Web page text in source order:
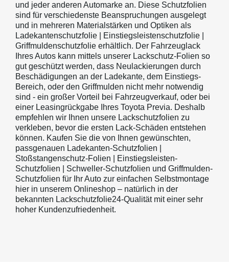
und jeder anderen Automarke an. Diese Schutzfolien
sind für verschiedenste Beanspruchungen ausgelegt
und in mehreren Materialstärken und Optiken als
Ladekantenschutzfolie | Einstiegsleistenschutzfolie |
Griffmuldenschutzfolie erhältlich. Der Fahrzeuglack
Ihres Autos kann mittels unserer Lackschutz-Folien so
gut geschützt werden, dass Neulackierungen durch
Beschädigungen an der Ladekante, dem Einstiegs-
Bereich, oder den Griffmulden nicht mehr notwendig
sind - ein großer Vorteil bei Fahrzeugverkauf, oder bei
einer Leasingrückgabe Ihres Toyota Previa. Deshalb
empfehlen wir Ihnen unsere Lackschutzfolien zu
verkleben, bevor die ersten Lack-Schäden entstehen
können. Kaufen Sie die von Ihnen gewünschten,
passgenauen Ladekanten-Schutzfolien |
Stoßstangenschutz-Folien | Einstiegsleisten-
Schutzfolien | Schweller-Schutzfolien und Griffmulden-
Schutzfolien für Ihr Auto zur einfachen Selbstmontage
hier in unserem Onlineshop – natürlich in der
bekannten Lackschutzfolie24-Qualität mit einer sehr
hoher Kundenzufriedenheit.